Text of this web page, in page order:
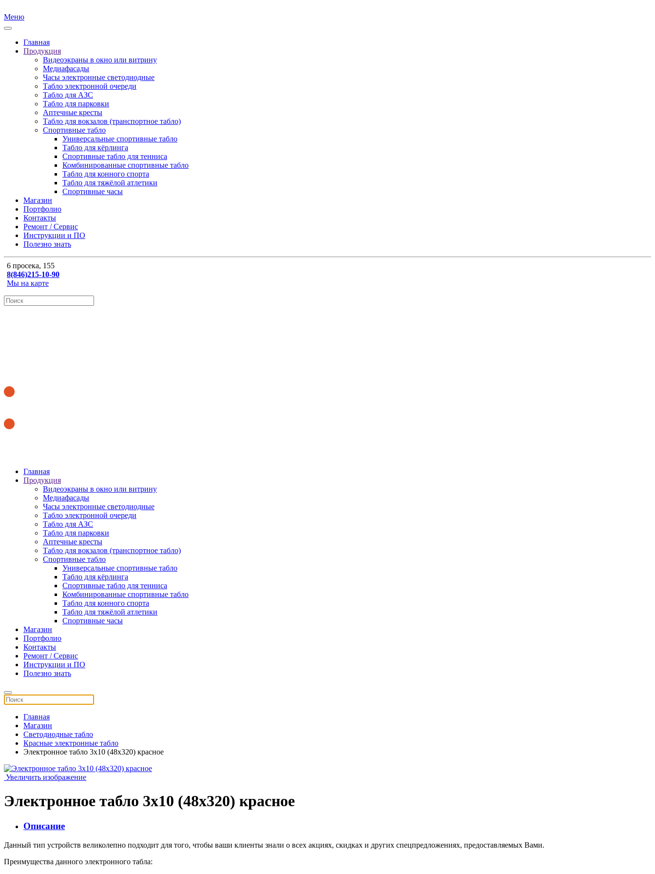
Меню
Главная
Продукция
Видеоэкраны в окно или витрину
Медиафасады
Часы электронные светодиодные
Табло электронной очереди
Табло для АЗС
Табло для парковки
Аптечные кресты
Табло для вокзалов (транспортное табло)
Спортивные табло
Универсальные спортивные табло
Табло для кёрлинга
Спортивные табло для тенниса
Комбинированные спортивные табло
Табло для конного спорта
Табло для тяжёлой атлетики
Спортивные часы
Магазин
Портфолио
Контакты
Ремонт / Сервис
Инструкции и ПО
Полезно знать
6 просека, 155
8(846)215-10-90
Мы на карте
Главная
Продукция
Видеоэкраны в окно или витрину
Медиафасады
Часы электронные светодиодные
Табло электронной очереди
Табло для АЗС
Табло для парковки
Аптечные кресты
Табло для вокзалов (транспортное табло)
Спортивные табло
Универсальные спортивные табло
Табло для кёрлинга
Спортивные табло для тенниса
Комбинированные спортивные табло
Табло для конного спорта
Табло для тяжёлой атлетики
Спортивные часы
Магазин
Портфолио
Контакты
Ремонт / Сервис
Инструкции и ПО
Полезно знать
Главная
Магазин
Светодиодные табло
Красные электронные табло
Электронное табло 3x10 (48x320) красное
Увеличить изображение
Электронное табло 3x10 (48x320) красное
Описание
Данный тип устройств великолепно подходит для того, чтобы ваши клиенты знали о всех акциях, скидках и других спецпредложениях, предоставляемых Вами.
Преимущества данного электронного табла: